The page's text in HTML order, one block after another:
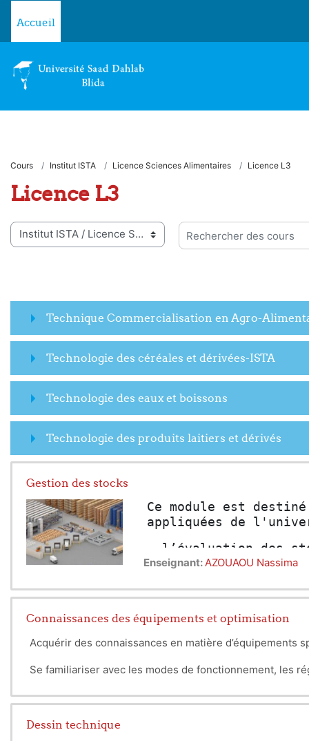
Accueil
Cours Institut ISTA Licence Sciences Alimentaires Licence L3
Licence L3
de cours
Rechercher des cours
Technique Commercialisation en Agro-
Technologie des céréales et dérivées-ISTA
Technologie des eaux et boissons
Technologie des produits laitiers et dérivés
Gestion des stocks
Ce module est
appliquées de
- l’évaluation des
- les techniques
- les règles de
- le stock de
Le module, permet
Enseignant:AZOUAOU Nassima
Connaissances des équipements et optimisation
Acquérir des connaissances en matière
Se familiariser avec les modes de fonctionnement, les
Dessin technique